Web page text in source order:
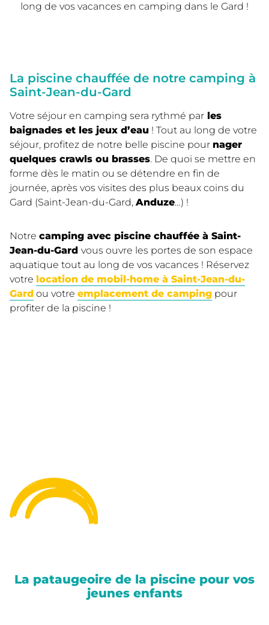
long de vos vacances en camping dans le Gard !
La piscine chauffée de notre camping à
Saint-Jean-du-Gard
Votre séjour en camping sera rythmé par les
baignades et les jeux d’eau ! Tout au long de votre
séjour, profitez de notre belle piscine pour nager
quelques crawls ou brasses. De quoi se mettre en
forme dès le matin ou se détendre en fin de
journée, après vos visites des plus beaux coins du
Gard (Saint-Jean-du-Gard, Anduze…) !
Notre camping avec piscine chauffée à Saint-
Jean-du-Gard vous ouvre les portes de son espace
aquatique tout au long de vos vacances ! Réservez
votre location de mobil-home à Saint-Jean-du-
Gard ou votre emplacement de camping pour
profiter de la piscine !
La pataugeoire de la piscine pour vos
jeunes enfants